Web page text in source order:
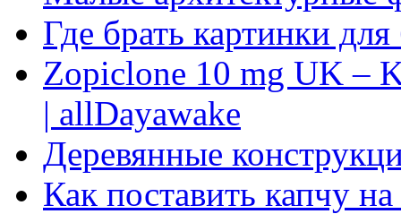
Где брать картинки
Zopiclone 10 mg UK –
| allDayawake
Деревянные
Как поставить капчу